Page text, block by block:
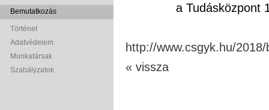
Bemutatkozás
Történet
Adatvédelem
Munkatársak
Szabályzatok
a Tudásközpont
http://www.csgyk.hu/2018/
« vissza